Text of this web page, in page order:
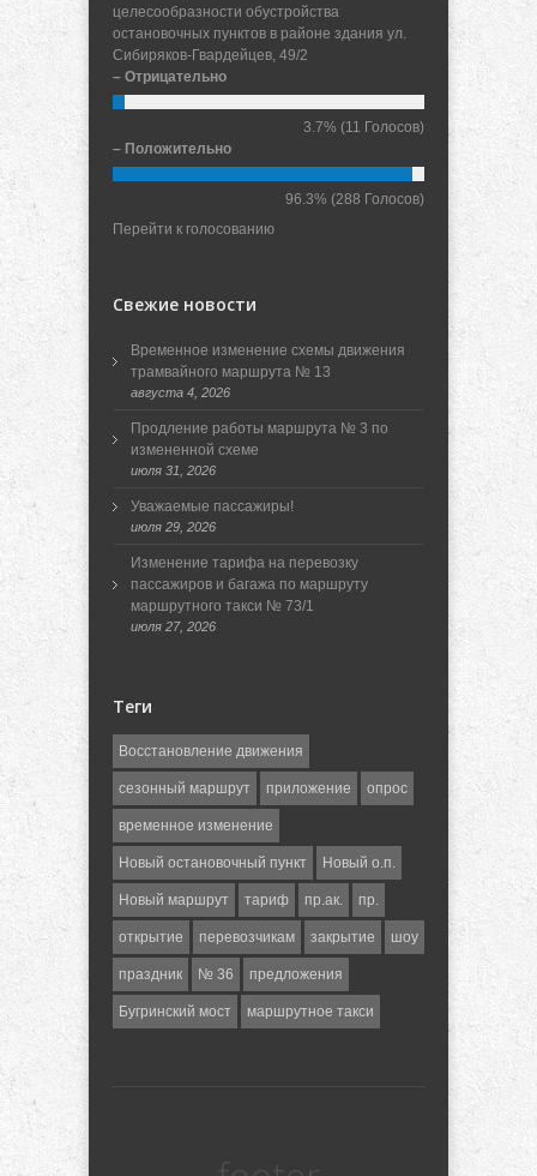
целесообразности обустройства
остановочных пунктов в районе здания ул.
Сибиряков-Гвардейцев, 49/2
– Отрицательно
3.7% (11 Голосов)
– Положительно
96.3% (288 Голосов)
Перейти к голосованию
Свежие новости
Временное изменение схемы движения
трамвайного маршрута № 13
августа 4, 2026
Продление работы маршрута № 3 по
измененной схеме
июля 31, 2026
Уважаемые пассажиры!
июля 29, 2026
Изменение тарифа на перевозку
пассажиров и багажа по маршруту
маршрутного такси № 73/1
июля 27, 2026
Теги
Восстановление движения
сезонный маршрут приложение опрос
временное изменение
Новый остановочный пункт Новый о.п.
Новый маршрут тариф пр.ак. пр.
открытие перевозчикам закрытие шоу
праздник № 36 предложения
Бугринский мост маршрутное такси